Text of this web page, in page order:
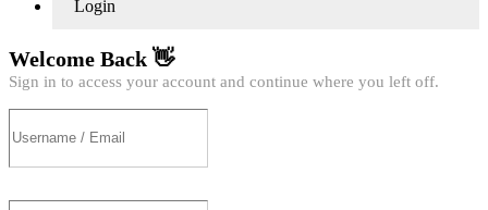
Login
Welcome Back 👋
Sign in to access your account and continue where you left off.